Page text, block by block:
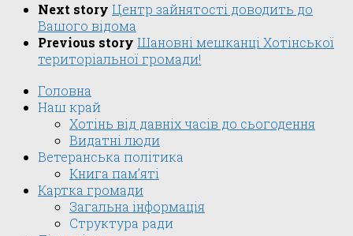
Next story Центр зайнятості доводить до
Вашого відома
Previous story Шановні мешканці Хотінської
територіальної громади!
Головна
Наш край
Хотінь від давніх часів до сьогодення
Видатні люди
Ветеранська політика
Книга пам’яті
Картка громади
Загальна інформація
Структура ради